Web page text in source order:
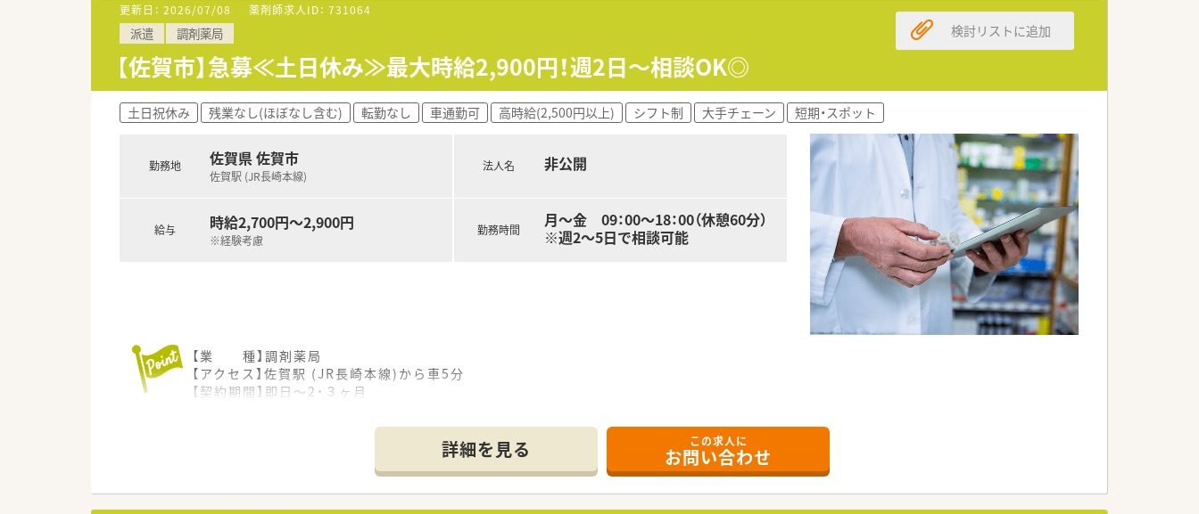
********************************
＼手厚いサポートが魅力のファルマスタッフ／
■万全のサポート体制：2名体制で担当がつきしっかりサポート！
■各種保険を完備：社会保険(週20時間以上)/雇用保険/薬剤師賠償責任保険
■充実の休暇制度：有給休暇(6ヶ月以上勤務)、夏季休暇、慶弔休暇など
ご希望条件に合わせて求人をお探しします！
更新日： 2026/07/08 薬剤師求人ID： 731064
派遣 調剤薬局
【佐賀市】急募≪土日休み≫最大時給2,900円！週2日～相談OK◎
検討リストに追加
土日祝休み 残業なし(ほぼなし含む) 転勤なし 車通勤可 高時給(2,500円以上) シフト制 大手チェーン 短期・スポット
勤務地 佐賀県 佐賀市
佐賀駅 (JR長崎本線)
給与 時給2,700円～2,900円
※経験考慮
法人名 非公開
勤務時間
月～金 09：00～18：00（休憩60分）
※週2～5日で相談可能
【業 種】調剤薬局
【アクセス】佐賀駅 (JR長崎本線)から車5分
【契約期間】即日～2・３ヶ月
【勤務時間】月～金 09：00～18：00（休憩60分）
【人員体制】薬剤師2名、事務員2名
詳細を見る この求人に
お問い合わせ